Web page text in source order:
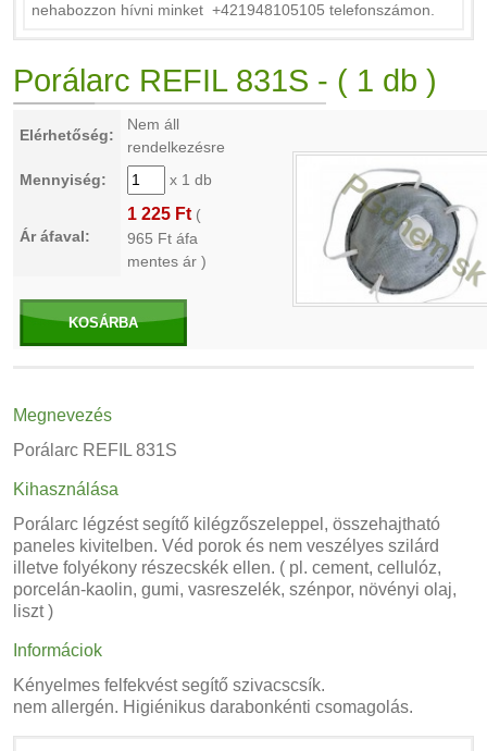
nehabozzon hívni minket +421948105105 telefonszámon.
Porálarc REFIL 831S - ( 1 db )
Elérhetőség:
Nem áll
rendelkezésre
Mennyiség:
x 1 db
Ár áfaval:
1 225 Ft (
965 Ft áfa
mentes ár )
KOSÁRBA
Megnevezés
Porálarc REFIL 831S
Kihasználása
Porálarc légzést segítő kilégzőszeleppel, összehajtható
paneles kivitelben. Véd porok és nem veszélyes szilárd
illetve folyékony részecskék ellen. ( pl. cement, cellulóz,
porcelán-kaolin, gumi, vasreszelék, szénpor, növényi olaj,
liszt )
Informáciok
Kényelmes felfekvést segítő szivacscsík.
nem allergén. Higiénikus darabonkénti csomagolás.